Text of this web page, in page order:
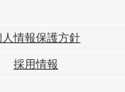
たコンテンツや広告の
供しています。
人情報保護方針
採用情報